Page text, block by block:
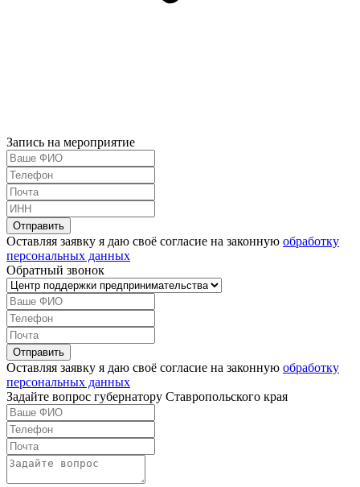
Запись на мероприятие
Оставляя заявку я даю своё согласие на законную обработку
персональных данных
Обратный звонок
Оставляя заявку я даю своё согласие на законную обработку
персональных данных
Задайте вопрос губернатору Ставропольского края